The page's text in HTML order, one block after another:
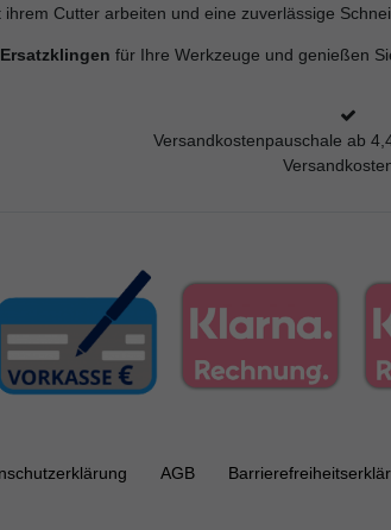
Cutter arbeiten und eine zuverlässige
für Ihre Werkzeuge und genießen
Versandkostenpauschale ab
AGB